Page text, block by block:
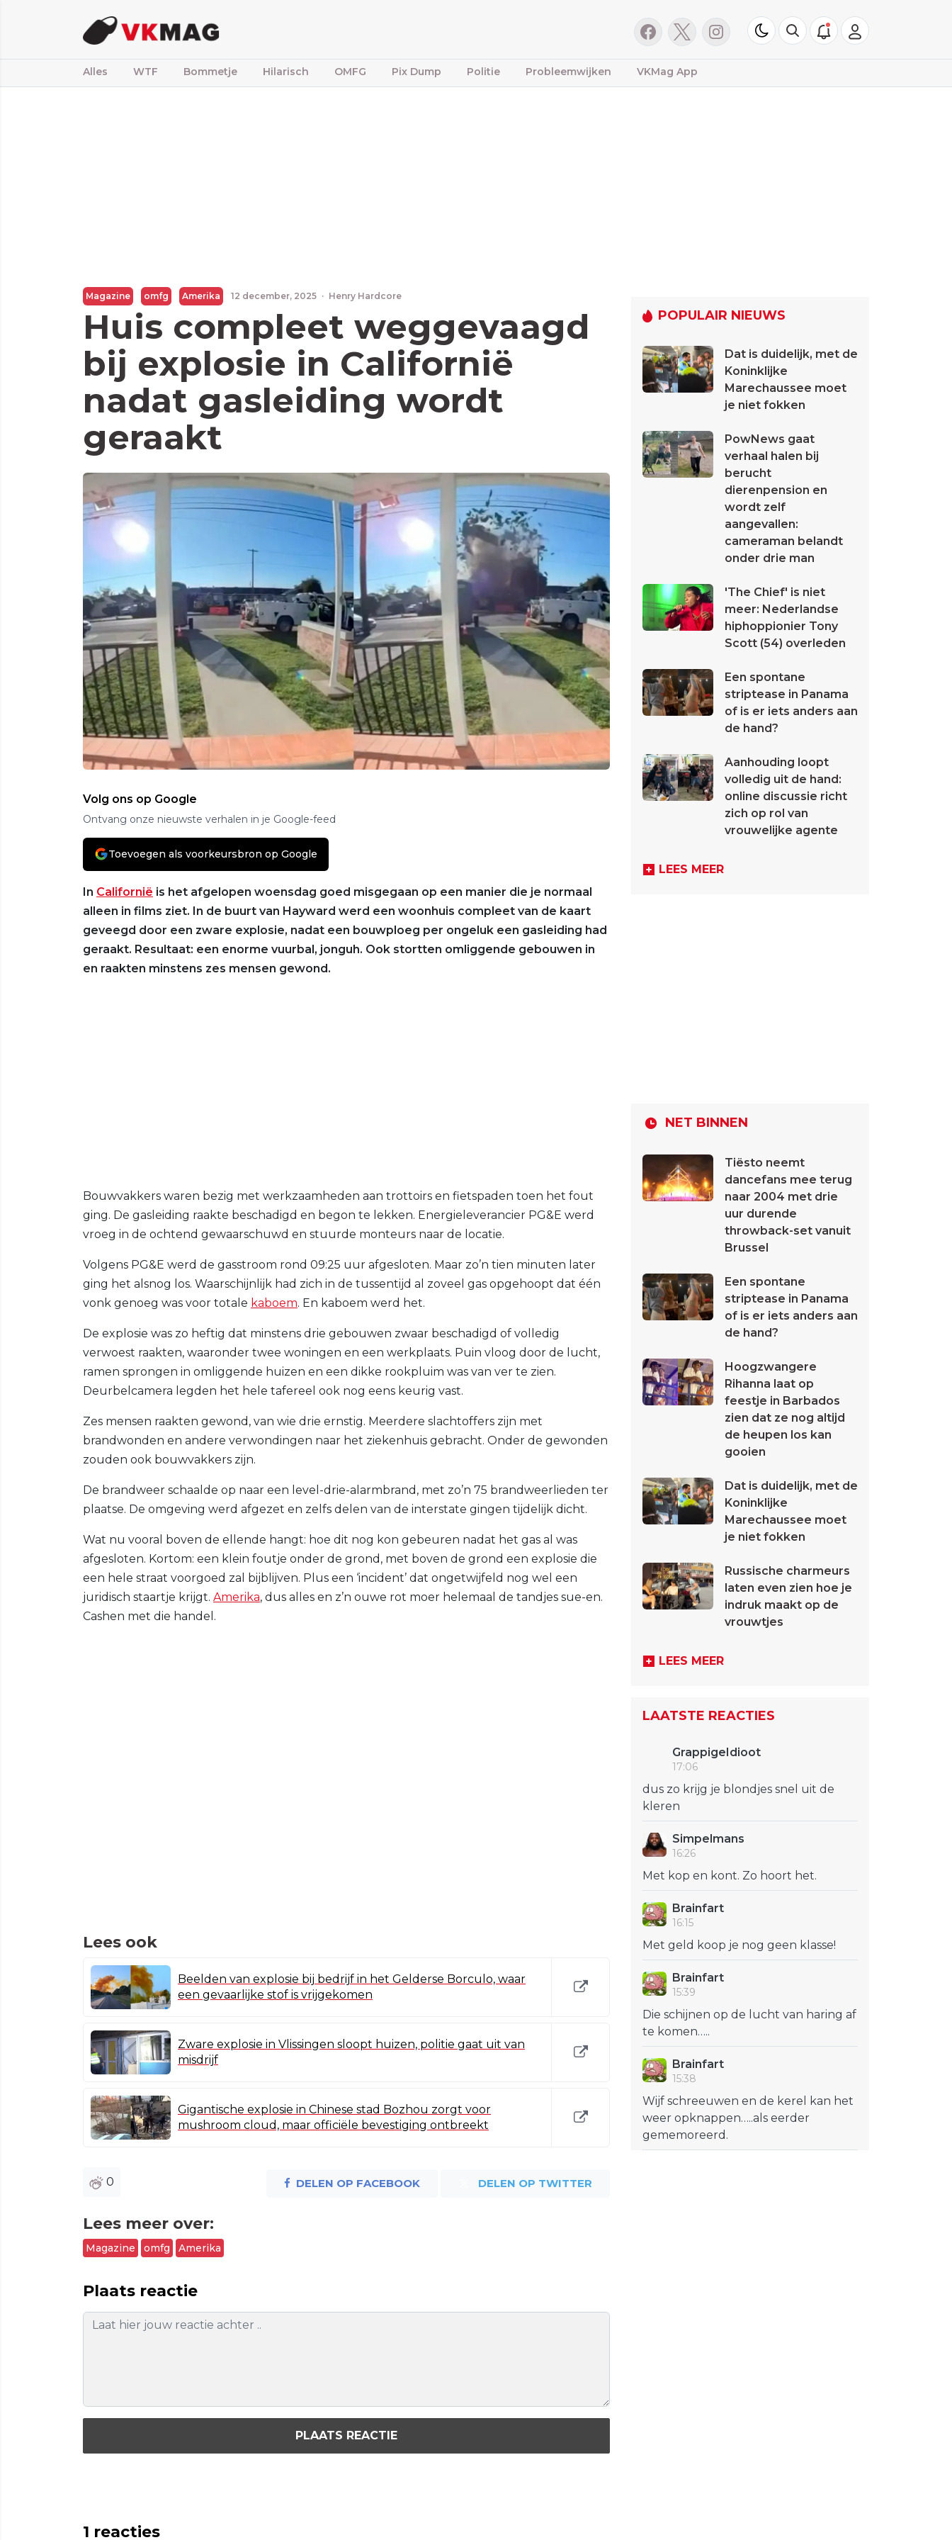
Alles WTF Bommetje Hilarisch OMFG Pix Dump Politie Probleemwijken VKMag App
Magazine omfg Amerika 12 december, 2025 · Henry Hardcore
Huis compleet weggevaagd
bij explosie in Californië
nadat gasleiding wordt
geraakt
Volg ons op Google
Ontvang onze nieuwste verhalen in je Google-feed
Toevoegen als voorkeursbron op Google
In Californië is het afgelopen woensdag goed misgegaan op een manier die je normaal
alleen in films ziet. In de buurt van Hayward werd een woonhuis compleet van de kaart
geveegd door een zware explosie, nadat een bouwploeg per ongeluk een gasleiding had
geraakt. Resultaat: een enorme vuurbal, jonguh. Ook stortten omliggende gebouwen in
en raakten minstens zes mensen gewond.
Bouwvakkers waren bezig met werkzaamheden aan trottoirs en fietspaden toen het fout
ging. De gasleiding raakte beschadigd en begon te lekken. Energieleverancier PG&E werd
vroeg in de ochtend gewaarschuwd en stuurde monteurs naar de locatie.
Volgens PG&E werd de gasstroom rond 09:25 uur afgesloten. Maar zo’n tien minuten later
ging het alsnog los. Waarschijnlijk had zich in de tussentijd al zoveel gas opgehoopt dat één
vonk genoeg was voor totale kaboem. En kaboem werd het.
De explosie was zo heftig dat minstens drie gebouwen zwaar beschadigd of volledig
verwoest raakten, waaronder twee woningen en een werkplaats. Puin vloog door de lucht,
ramen sprongen in omliggende huizen en een dikke rookpluim was van ver te zien.
Deurbelcamera legden het hele tafereel ook nog eens keurig vast.
Zes mensen raakten gewond, van wie drie ernstig. Meerdere slachtoffers zijn met
brandwonden en andere verwondingen naar het ziekenhuis gebracht. Onder de gewonden
zouden ook bouwvakkers zijn.
De brandweer schaalde op naar een level-drie-alarmbrand, met zo’n 75 brandweerlieden ter
plaatse. De omgeving werd afgezet en zelfs delen van de interstate gingen tijdelijk dicht.
Wat nu vooral boven de ellende hangt: hoe dit nog kon gebeuren nadat het gas al was
afgesloten. Kortom: een klein foutje onder de grond, met boven de grond een explosie die
een hele straat voorgoed zal bijblijven. Plus een ‘incident’ dat ongetwijfeld nog wel een
juridisch staartje krijgt. Amerika, dus alles en z’n ouwe rot moer helemaal de tandjes sue-en.
Cashen met die handel.
Lees ook
Beelden van explosie bij bedrijf in het Gelderse Borculo, waar
een gevaarlijke stof is vrijgekomen
Zware explosie in Vlissingen sloopt huizen, politie gaat uit van
misdrijf
Gigantische explosie in Chinese stad Bozhou zorgt voor
mushroom cloud, maar officiële bevestiging ontbreekt
0 DELEN OP FACEBOOK DELEN OP TWITTER
Lees meer over:
Magazine omfg Amerika
Plaats reactie
PLAATS REACTIE
1 reacties
POPULAIR NIEUWS
Dat is duidelijk, met de
Koninklijke
Marechaussee moet
je niet fokken
PowNews gaat
verhaal halen bij
berucht
dierenpension en
wordt zelf
aangevallen:
cameraman belandt
onder drie man
'The Chief' is niet
meer: Nederlandse
hiphoppionier Tony
Scott (54) overleden
Een spontane
striptease in Panama
of is er iets anders aan
de hand?
Aanhouding loopt
volledig uit de hand:
online discussie richt
zich op rol van
vrouwelijke agente
LEES MEER
NET BINNEN
Tiësto neemt
dancefans mee terug
naar 2004 met drie
uur durende
throwback-set vanuit
Brussel
Een spontane
striptease in Panama
of is er iets anders aan
de hand?
Hoogzwangere
Rihanna laat op
feestje in Barbados
zien dat ze nog altijd
de heupen los kan
gooien
Dat is duidelijk, met de
Koninklijke
Marechaussee moet
je niet fokken
Russische charmeurs
laten even zien hoe je
indruk maakt op de
vrouwtjes
LEES MEER
LAATSTE REACTIES
GrappigeIdioot
17:06
dus zo krijg je blondjes snel uit de
kleren
Simpelmans
16:26
Met kop en kont. Zo hoort het.
Brainfart
16:15
Met geld koop je nog geen klasse!
Brainfart
15:39
Die schijnen op de lucht van haring af
te komen…..
Brainfart
15:38
Wijf schreeuwen en de kerel kan het
weer opknappen…..als eerder
gememoreerd.